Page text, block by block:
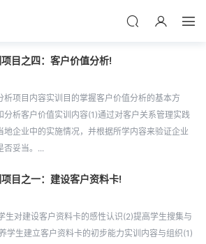
目之四：客户价值分析!
析项目内容实训目的掌握客户价值分析的基本方
分析客户价值实训内容(1)通过对客户关系管理实践
地企业中的实施情况，并根据所学内容来验证企业
否妥当。...
目之一：建设客户资料卡!
生对建设客户资料卡的感性认识(2)提高学生搜集与
学生建立客户资料卡的初步能力实训内容与组织(1)